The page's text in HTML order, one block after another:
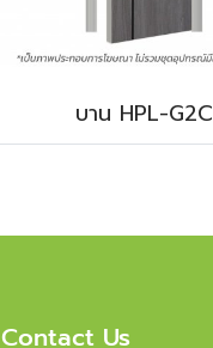
บาน HPL-G2C
Contact Us